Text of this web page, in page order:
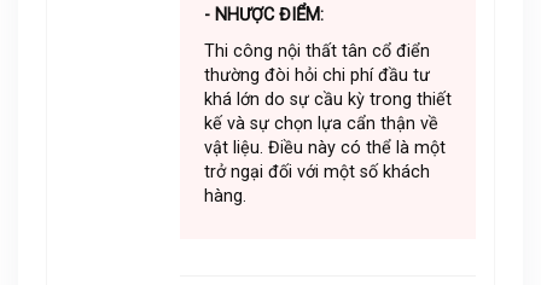
- NHƯỢC ĐIỂM:
Thi công nội thất tân cổ điển
thường đòi hỏi chi phí đầu tư
khá lớn do sự cầu kỳ trong thiết
kế và sự chọn lựa cẩn thận về
vật liệu. Điều này có thể là một
trở ngại đối với một số khách
hàng.